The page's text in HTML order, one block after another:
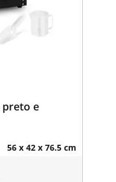
preto e
56 x 42 x 76.5 cm